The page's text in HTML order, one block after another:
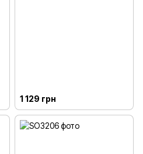
1 129 грн